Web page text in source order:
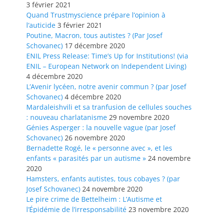
3 février 2021
Quand Trustmyscience prépare l’opinion à
l’auticide 3 février 2021
Poutine, Macron, tous autistes ? (Par Josef
Schovanec) 17 décembre 2020
ENIL Press Release: Time’s Up for Institutions! (via
ENIL – European Network on Independent Living)
4 décembre 2020
L’Avenir lycéen, notre avenir commun ? (par Josef
Schovanec) 4 décembre 2020
Mardaleishvili et sa tranfusion de cellules souches
: nouveau charlatanisme 29 novembre 2020
Génies Asperger : la nouvelle vague (par Josef
Schovanec) 26 novembre 2020
Bernadette Rogé, le « personne avec », et les
enfants « parasités par un autisme » 24 novembre
2020
Hamsters, enfants autistes, tous cobayes ? (par
Josef Schovanec) 24 novembre 2020
Le pire crime de Bettelheim : L’Autisme et
l’Épidémie de l’irresponsabilité 23 novembre 2020